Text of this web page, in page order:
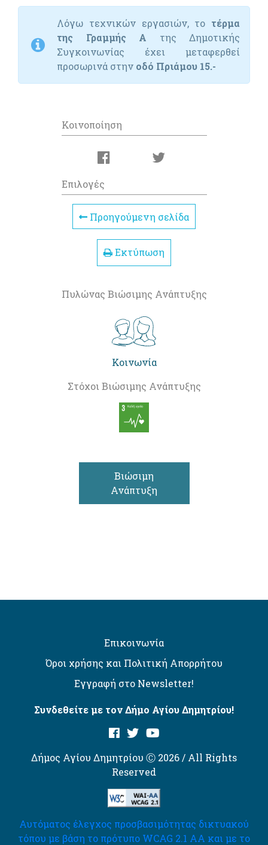
Λόγω τεχνικών εργασιών, το τέρμα
της Γραμμής Α της Δημοτικής
Συγκοινωνίας έχει μεταφερθεί
προσωρινά στην οδό Πριάμου 15.-
Κοινοποίηση
Επιλογές
Προηγούμενη σελίδα
Εκτύπωση
Πυλώνας Βιώσιμης Ανάπτυξης
Κοινωνία
Στόχοι Βιώσιμης Ανάπτυξης
Βιώσιμη
Ανάπτυξη
Επικοινωνία
Όροι χρήσης και Πολιτική Απορρήτου
Εγγραφή στο Newsletter!
Συνδεθείτε με τον Δήμο Αγίου Δημητρίου!
Δήμος Αγίου Δημητρίου Ⓒ 2026 / All Rights
Reserved
Αυτόματος έλεγχος προσβασιμότητας δικτυακού
τόπου με βάση το πρότυπο WCAG 2.1 AA και με το